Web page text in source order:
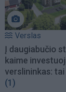
Verslas
Į daugiabučio
kaime
verslininkas:
(1)